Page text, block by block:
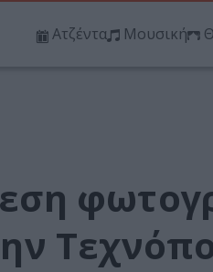
Ατζέντα Μουσική